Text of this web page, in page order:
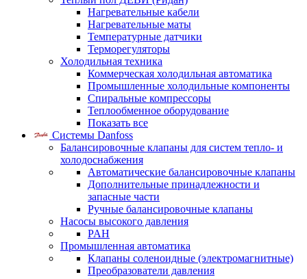
Нагревательные кабели
Нагревательные маты
Температурные датчики
Терморегуляторы
Холодильная техника
Коммерческая холодильная автоматика
Промышленные холодильные компоненты
Спиральные компрессоры
Теплообменное оборудование
Показать все
Системы Danfoss
Балансировочные клапаны для систем тепло- и
холодоснабжения
Автоматические балансировочные клапаны
Дополнительные принадлежности и
запасные части
Ручные балансировочные клапаны
Насосы высокого давления
PAH
Промышленная автоматика
Клапаны соленоидные (электромагнитные)
Преобразователи давления